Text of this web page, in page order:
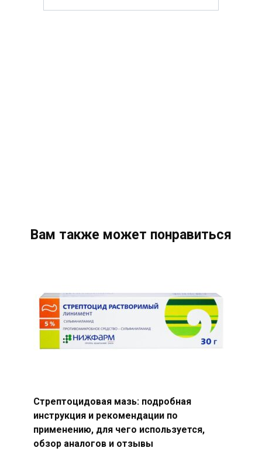
Вам также может понравиться
Стрептоцидовая мазь: подробная
инструкция и рекомендации по
применению, для чего используется,
обзор аналогов и отзывы